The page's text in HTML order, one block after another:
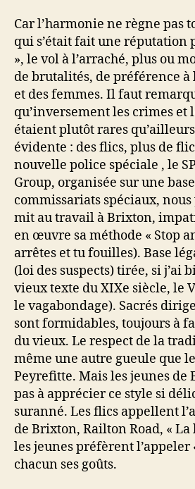
Car l’harmonie ne règne pas
qui s’était fait une réputation
», le vol à l’arraché, plus ou
de brutalités, de préférence à
et des femmes. Il faut
qu’inversement les crimes et
étaient plutôt rares
évidente : des flics, plus de
nouvelle police spéciale , le
Group, organisée sur une
commissariats spéciaux,
mit au travail à Brixton,
en œuvre sa méthode « Stop
arrêtes et tu fouilles). Base
(loi des suspects) tirée, si j’ai
vieux texte du XIXe siècle, le
le vagabondage). Sacrés
sont formidables, toujours à
du vieux. Le respect de la
même une autre gueule que
Peyrefitte. Mais les jeunes de
pas à apprécier ce style si
suranné. Les flics appellent
de Brixton, Railton Road, «
les jeunes préfèrent l’appeler
chacun ses goûts.